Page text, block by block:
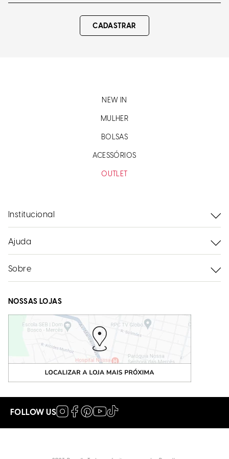
como tênis, sandálias e papetes, eles são perfeitos para
CADASTRAR
NEW IN
MULHER
BOLSAS
ACESSÓRIOS
OUTLET
Institucional
Ajuda
Sobre
NOSSAS LOJAS
FOLLOW US